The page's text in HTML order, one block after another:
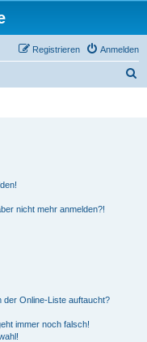
Anmelden
Registrieren
nicht mehr anmelden?!
der Online-Liste auftaucht?
immer noch falsch!